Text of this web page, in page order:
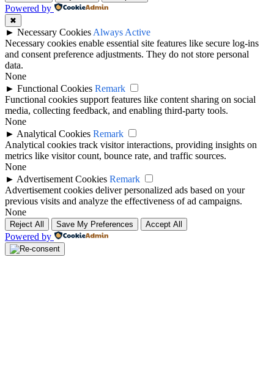
Powered by
✖
► Necessary Cookies Always Active
Necessary cookies enable essential site features like secure log-ins
and consent preference adjustments. They do not store personal
data.
None
► Functional Cookies Remark
Functional cookies support features like content sharing on social
media, collecting feedback, and enabling third-party tools.
None
► Analytical Cookies Remark
Analytical cookies track visitor interactions, providing insights on
metrics like visitor count, bounce rate, and traffic sources.
None
► Advertisement Cookies Remark
Advertisement cookies deliver personalized ads based on your
previous visits and analyze the effectiveness of ad campaigns.
None
Reject All Save My Preferences Accept All
Powered by